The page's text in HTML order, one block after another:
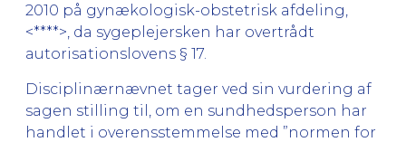
2010 på gynækologisk-obstetrisk afdeling,
<****>, da sygeplejersken har overtrådt
autorisationslovens § 17.
Disciplinærnævnet tager ved sin vurdering af
sagen stilling til, om en sundhedsperson har
handlet i overensstemmelse med ”normen for